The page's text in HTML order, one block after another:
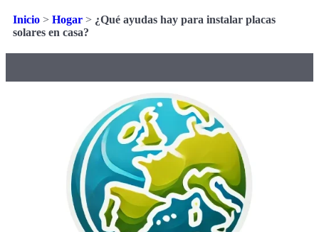
Inicio > Hogar > ¿Qué ayudas hay para instalar placas
solares en casa?